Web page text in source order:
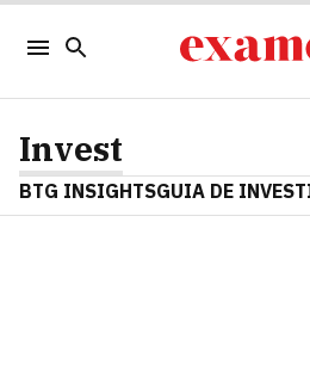
Invest
BTG INSIGHTSGUIA DE